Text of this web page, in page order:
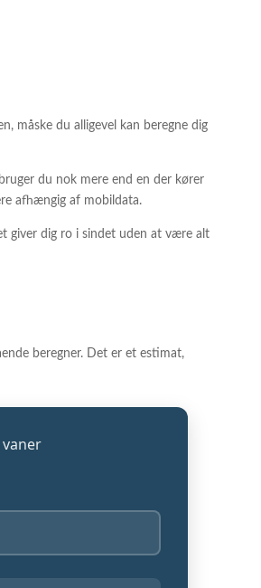
måske du alligevel kan beregne dig
du nok mere end en der kører
afhængig af mobildata.
giver dig ro i sindet uden at være alt
beregner. Det er et estimat,